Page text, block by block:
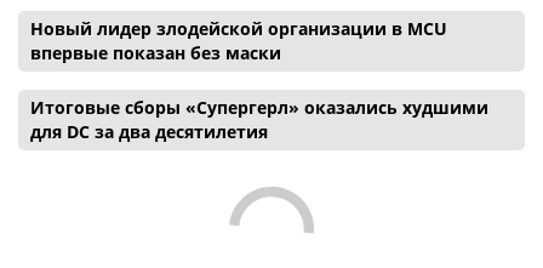
Новый лидер злодейской организации в MCU
впервые показан без маски
Итоговые сборы «Супергерл» оказались худшими
для DC за два десятилетия